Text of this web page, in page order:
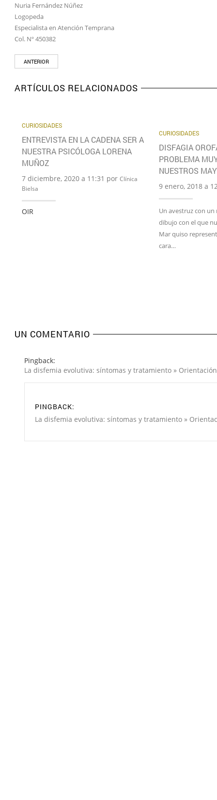
Nuria Fernández Núñez
Logopeda
Especialista en Atención Temprana
Col. Nº 450382
ANTERIOR
ARTÍCULOS RELACIONADOS
CURIOSIDADES
ENTREVISTA EN LA CADENA SER A
NUESTRA PSICÓLOGA LORENA
MUÑOZ
7 diciembre, 2020 a 11:31 por Clínica
Bielsa
OIR
CURIOSIDADES
DISFAGIA
PROBLEMA
NUESTROS
9 enero, 2018 a
Un avestruz con un
dibujo con el que
Mar quiso
cara…
UN COMENTARIO
Pingback:
La disfemia evolutiva: síntomas y tratamiento »
PINGBACK:
La disfemia evolutiva: síntomas y tratamiento »